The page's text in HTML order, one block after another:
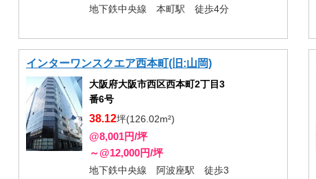
地下鉄中央線 本町駅 徒歩4分
インターワンスクエア西本町(旧:山岡)
大阪府大阪市西区西本町2丁目3
番6号
38.12坪(126.02m²)
@8,001円/坪
～@12,000円/坪
地下鉄中央線 阿波座駅 徒歩3